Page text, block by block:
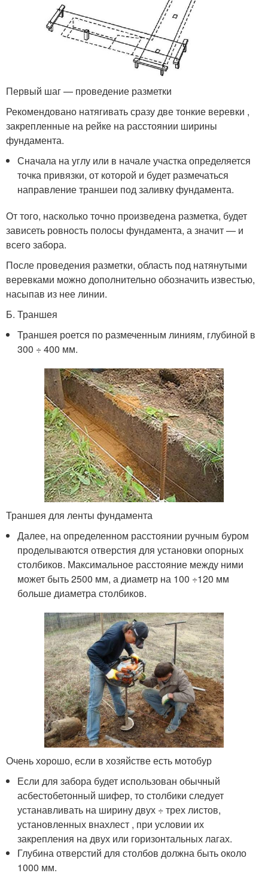
Первый шаг — проведение разметки
Рекомендовано натягивать сразу две тонкие веревки ,
закрепленные на рейке на расстоянии ширины
фундамента.
Сначала на углу или в начале участка определяется
точка привязки, от которой и будет размечаться
направление траншеи под заливку фундамента.
От того, насколько точно произведена разметка, будет
зависеть ровность полосы фундамента, а значит — и
всего забора.
После проведения разметки, область под натянутыми
веревками можно дополнительно обозначить известью,
насыпав из нее линии.
Б. Траншея
Траншея роется по размеченным линиям, глубиной в
300 ÷ 400 мм.
Траншея для ленты фундамента
Далее, на определенном расстоянии ручным буром
проделываются отверстия для установки опорных
столбиков. Максимальное расстояние между ними
может быть 2500 мм, а диаметр на 100 ÷120 мм
больше диаметра столбиков.
Очень хорошо, если в хозяйстве есть мотобур
Если для забора будет использован обычный
асбестобетонный шифер, то столбики следует
устанавливать на ширину двух ÷ трех листов,
установленных внахлест , при условии их
закрепления на двух или горизонтальных лагах.
Глубина отверстий для столбов должна быть около
1000 мм.